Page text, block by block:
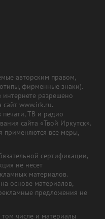
авторским правом,
фирменные знаки).
интернете разрешено
сайт www.irk.ru.
печати, ТВ и радио
сайта «Твой Иркутск».
применяются все меры,
сертификации,
не несет
материалов.
основе материалов,
предложения не
числе и материалы